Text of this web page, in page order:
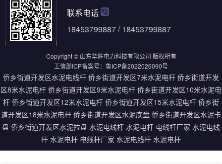
联系电话
18453799887 / 18453799887
Copyright © 山东华辉电力科技有限公司 版权所有
工信部ICP备案号： 鲁ICP备2022026090号
侨乡街道开发区水泥电线杆 侨乡街道开发区7米水泥电杆 侨乡街道开发
区8米水泥电杆 侨乡街道开发区9米水泥电杆 侨乡街道开发区10米水泥电
杆 侨乡街道开发区12米水泥电杆 侨乡街道开发区15米水泥电杆 侨乡街
道开发区18米水泥电杆 侨乡街道开发区水泥底盘 侨乡街道开发区水泥卡
盘 侨乡街道开发区水泥拉盘 水泥电线杆 水泥电杆 电线杆厂家 水泥电线
杆 水泥电杆 电线杆厂家 水泥电线杆 水泥电杆